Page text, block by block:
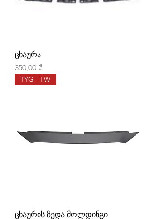
ცხაურა
Price
350,00 ₾
TYG - TW
ცხაურის ზედა მოლდინგი